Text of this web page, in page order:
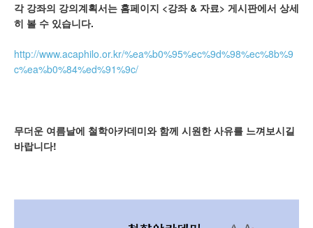
각 강좌의 강의계획서는 홈페이지 <강좌 & 자료> 게시판에서 상세
히 볼 수 있습니다.
http://www.acaphilo.or.kr/%ea%b0%95%ec%9d%98%ec%8b%9
c%ea%b0%84%ed%91%9c/
무더운 여름날에 철학아카데미와 함께 시원한 사유를 느껴보시길
바랍니다!